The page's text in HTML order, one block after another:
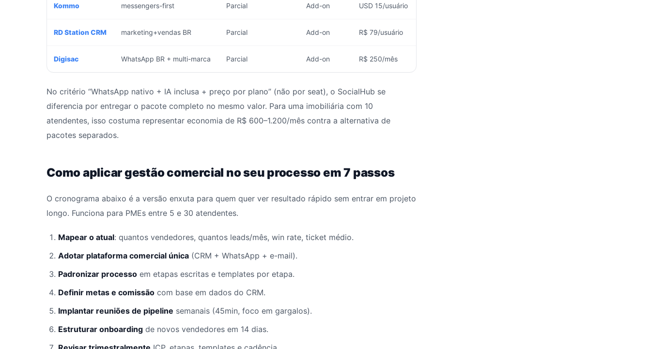
Kommo messengers-first Parcial Add-on USD 15/usuário
RD Station CRM marketing+vendas BR Parcial Add-on R$ 79/usuário
Digisac WhatsApp BR + multi-marca Parcial Add-on R$ 250/mês
No critério “WhatsApp nativo + IA inclusa + preço por plano” (não por seat), o SocialHub se
diferencia por entregar o pacote completo no mesmo valor. Para uma imobiliária com 10
atendentes, isso costuma representar economia de R$ 600–1.200/mês contra a alternativa de
pacotes separados.
Como aplicar gestão comercial no seu processo em 7 passos
O cronograma abaixo é a versão enxuta para quem quer ver resultado rápido sem entrar em projeto
longo. Funciona para PMEs entre 5 e 30 atendentes.
Mapear o atual: quantos vendedores, quantos leads/mês, win rate, ticket médio.
Adotar plataforma comercial única (CRM + WhatsApp + e-mail).
Padronizar processo em etapas escritas e templates por etapa.
Definir metas e comissão com base em dados do CRM.
Implantar reuniões de pipeline semanais (45min, foco em gargalos).
Estruturar onboarding de novos vendedores em 14 dias.